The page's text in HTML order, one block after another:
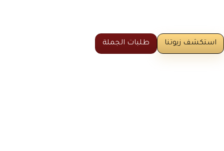
استكشف زيوتنا طلبات الجملة